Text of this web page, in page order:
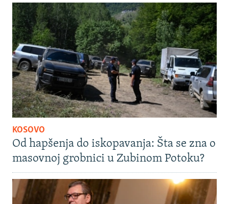
KOSOVO
Od hapšenja do iskopavanja: Šta se zna o
masovnoj grobnici u Zubinom Potoku?